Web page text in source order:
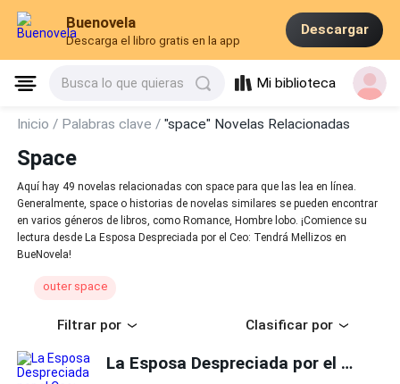
Buenovela
Descarga el libro gratis en la app
Descargar
Busca lo que quieras Mi biblioteca
Inicio / Palabras clave /"space" Novelas Relacionadas
Space
Aquí hay 49 novelas relacionadas con space para que las lea en línea.
Generalmente, space o historias de novelas similares se pueden encontrar
en varios géneros de libros, como Romance, Hombre lobo. ¡Comience su
lectura desde La Esposa Despreciada por el Ceo: Tendrá Mellizos en
BueNovela!
outer space
Filtrar por Clasificar por
La Esposa Despreciada por el Ceo: Tendrá Mellizos